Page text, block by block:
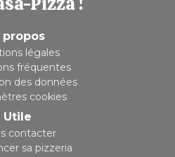
propos
légales
fréquentes
des données
cookies
Utile
contacter
sa pizzeria